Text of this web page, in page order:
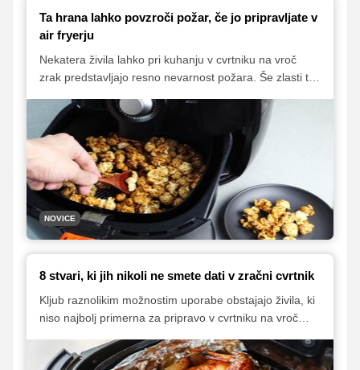
Ta hrana lahko povzroči požar, če jo pripravljate v
air fryerju
Nekatera živila lahko pri kuhanju v cvrtniku na vroč
zrak predstavljajo resno nevarnost požara. Še zlasti to
NOVICE
8 stvari, ki jih nikoli ne smete dati v zračni cvrtnik
Kljub raznolikim možnostim uporabe obstajajo živila, ki
niso najbolj primerna za pripravo v cvrtniku na vroč